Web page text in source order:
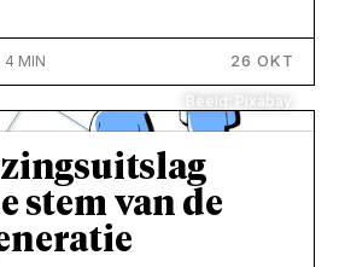
4 MIN 26 OKT
Beeld: Pixabay
stem van de